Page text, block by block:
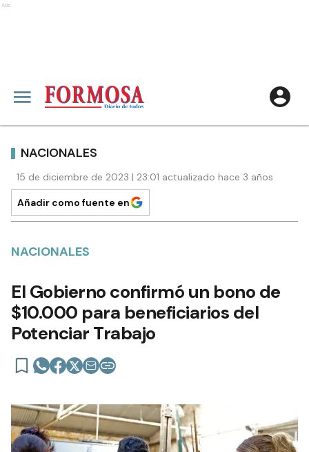
Ads
NACIONALES
15 de diciembre de 2023 | 23:01 actualizado hace 3 años
Añadir como fuente en
NACIONALES
El Gobierno confirmó un bono de
$10.000 para beneficiarios del
Potenciar Trabajo